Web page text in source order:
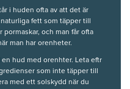
i huden ofta av att det är
fett som täpper till
pormaskar, och man får ofta
man har orenheter.
en hud med orenhter. Leta eftr
som inte täpper till
med ett solskydd när du